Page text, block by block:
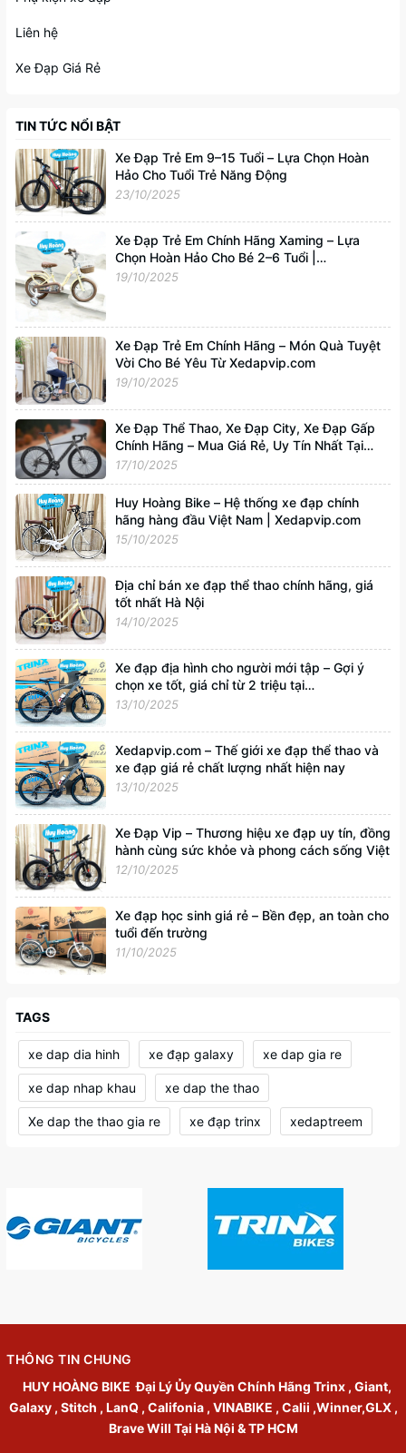
Liên hệ
Xe Đạp Giá Rẻ
TIN TỨC NỔI BẬT
Xe Đạp Trẻ Em 9–15 Tuổi – Lựa Chọn Hoàn
Hảo Cho Tuổi Trẻ Năng Động
23/10/2025
Xe Đạp Trẻ Em Chính Hãng Xaming – Lựa
Chọn Hoàn Hảo Cho Bé 2–6 Tuổi |
Xedapvip.com
19/10/2025
Xe Đạp Trẻ Em Chính Hãng – Món Quà Tuyệt
Vời Cho Bé Yêu Từ Xedapvip.com
19/10/2025
Xe Đạp Thể Thao, Xe Đạp City, Xe Đạp Gấp
Chính Hãng – Mua Giá Rẻ, Uy Tín Nhất Tại
Xedapvip.com
17/10/2025
Huy Hoàng Bike – Hệ thống xe đạp chính
hãng hàng đầu Việt Nam | Xedapvip.com
15/10/2025
Địa chỉ bán xe đạp thể thao chính hãng, giá
tốt nhất Hà Nội
14/10/2025
Xe đạp địa hình cho người mới tập – Gợi ý
chọn xe tốt, giá chỉ từ 2 triệu tại
Xedapvip.com
13/10/2025
Xedapvip.com – Thế giới xe đạp thể thao và
xe đạp giá rẻ chất lượng nhất hiện nay
13/10/2025
Xe Đạp Vip – Thương hiệu xe đạp uy tín, đồng
hành cùng sức khỏe và phong cách sống Việt
12/10/2025
Xe đạp học sinh giá rẻ – Bền đẹp, an toàn cho
tuổi đến trường
11/10/2025
TAGS
xe dap dia hinh xe đạp galaxy xe dap gia re
xe dap nhap khau xe dap the thao
Xe dap the thao gia re xe đạp trinx xedaptreem
THÔNG TIN CHUNG
HUY HOÀNG BIKE Đại Lý Ủy Quyền Chính Hãng Trinx , Giant,
Galaxy , Stitch , LanQ , Califonia , VINABIKE , Calii ,Winner,GLX ,
Brave Will Tại Hà Nội & TP HCM